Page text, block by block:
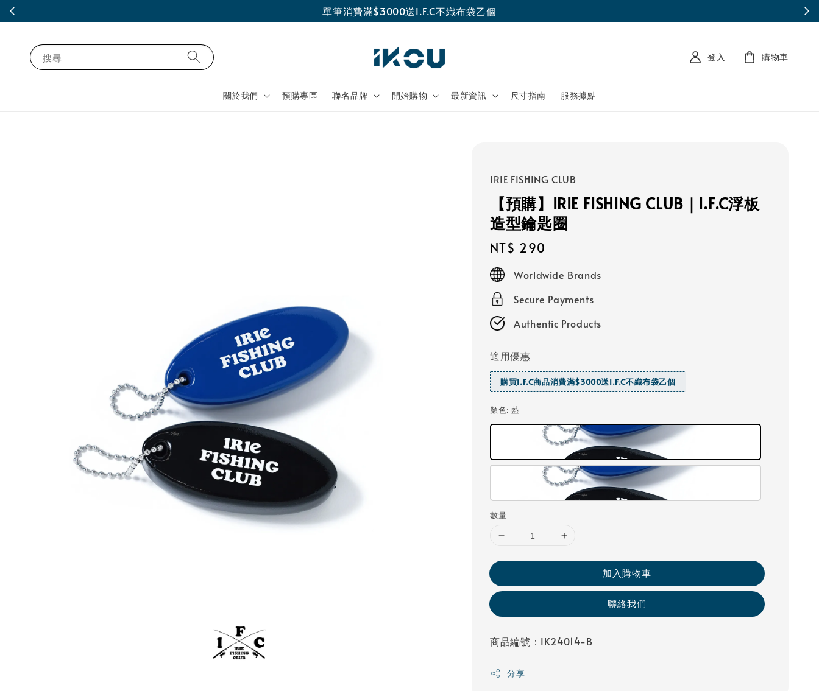
單筆消費滿$3000送I.F.C不織布袋乙個
搜尋
關於我們 預購專區 聯名品牌 開始購物 最新資訊 尺寸指南 服務據點
登入 購物車
IRIE FISHING CLUB
【預購】IRIE FISHING CLUB｜I.F.C浮板
造型鑰匙圈
Regular
price
NT$ 290
Worldwide Brands
Secure Payments
Authentic Products
適用優惠
購買I.F.C商品消費滿$3000送I.F.C不織布袋乙個
顏色: 藍
數量
加入購物車
聯絡我們
商品編號：IK24014-B
分享